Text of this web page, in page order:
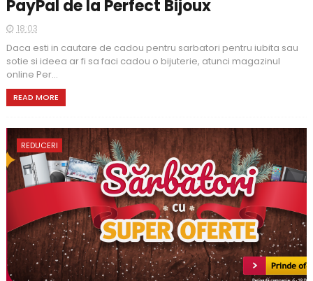
PayPal de la Perfect Bijoux
18:03
Daca esti in cautare de cadou pentru sarbatori pentru iubita sau
sotie si ideea ar fi sa faci cadou o bijuterie, atunci magazinul
online Per...
READ MORE
REDUCERI